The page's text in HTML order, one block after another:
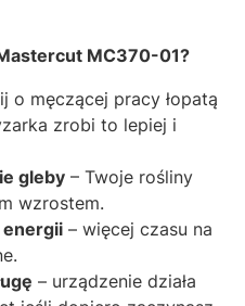
MC370-01?
o męczącej pracy łopatą
zrobi to lepiej i
gleby – Twoje rośliny
wzrostem.
energii – więcej czasu na
– urządzenie działa